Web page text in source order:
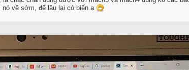
về sớm, để lâu lại có biến ạ